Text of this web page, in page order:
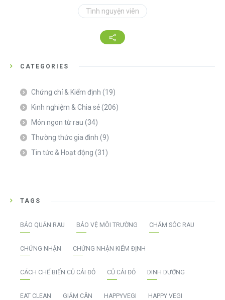
Tình nguyện viên
CATEGORIES
Chứng chỉ & Kiểm định (19)
Kinh nghiệm & Chia sẻ(206)
Món ngon từ rau (34)
Thường thức gia đình (9)
Tin tức & Hoạt động (31)
TAGS
BẢO QUẢN RAU BẢO VỆ MÔI TRƯỜNG CHĂM SÓC RAU
CHỨNG NHẬN CHỨNG NHẬN KIỂM ĐỊNH
CÁCH CHẾ BIẾN CỦ CẢI ĐỎ CỦ CẢI ĐỎ DINH DƯỠNG
EAT CLEAN GIẢM CÂN HAPPYVEGI HAPPY VEGI